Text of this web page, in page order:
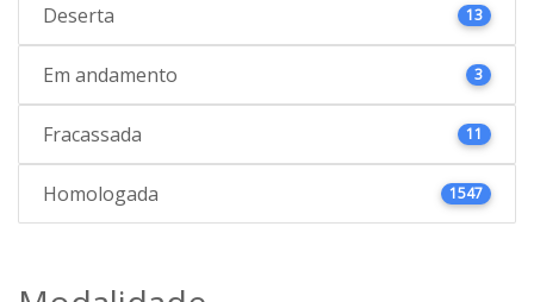
Deserta 13
Em andamento 3
Fracassada 11
Homologada 1547